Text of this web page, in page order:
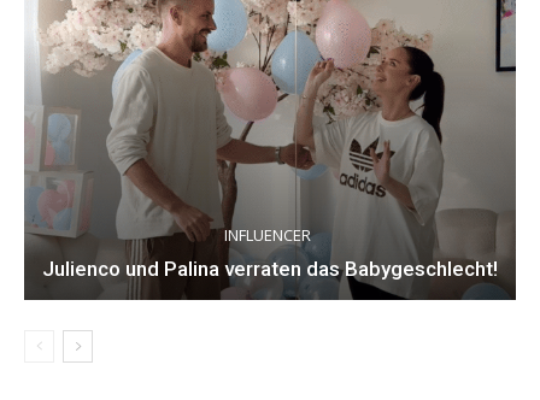
INFLUENCER
Julienco und Palina verraten das Babygeschlecht!